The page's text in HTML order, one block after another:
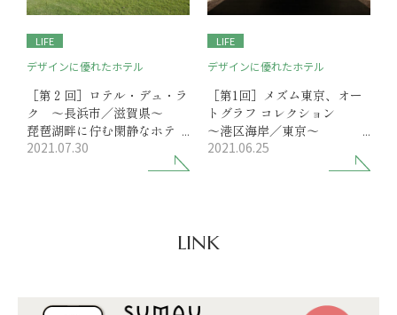
LIFE
デザインに優れたホテル
［第２回］ロテル・デュ・ラ
ク ～長浜市／滋賀県～
琵琶湖畔に佇む閑静なホテ
ル、スタイリッシュな高級感
2021.07.30
LIFE
デザインに優れたホテル
［第1回］メズム東京、オー
トグラフ コレクション
～港区海岸／東京～
世界へと発信する日本流モダ
2021.06.25
LINK